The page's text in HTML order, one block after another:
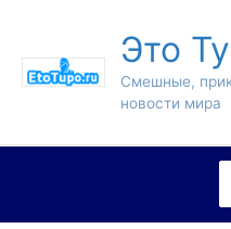
Это
Смешные,
новости мира